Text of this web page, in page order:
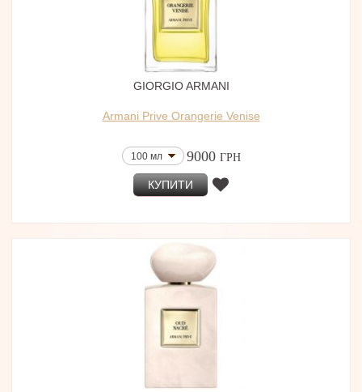
GIORGIO ARMANI
Armani Prive Orangerie Venise
100 мл 9000 ГРН
КУПИТИ